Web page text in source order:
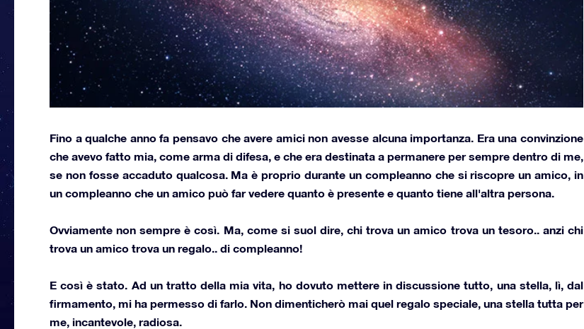
Fino a qualche anno fa pensavo che avere amici non avesse alcuna importanza. Era una convinzione
che avevo fatto mia, come arma di difesa, e che era destinata a permanere per sempre dentro di me,
se non fosse accaduto qualcosa. Ma è proprio durante un compleanno che si riscopre un amico, in
un compleanno che un amico può far vedere quanto è presente e quanto tiene all'altra persona.
Ovviamente non sempre è così. Ma, come si suol dire, chi trova un amico trova un tesoro.. anzi chi
trova un amico trova un regalo.. di compleanno!
E così è stato. Ad un tratto della mia vita, ho dovuto mettere in discussione tutto, una stella, lì, dal
firmamento, mi ha permesso di farlo. Non dimenticherò mai quel regalo speciale, una stella tutta per
me, incantevole, radiosa.